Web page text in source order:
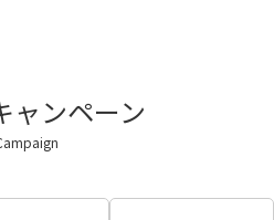
ャンペーン